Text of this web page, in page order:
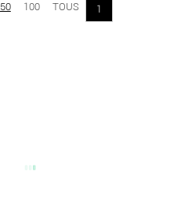
50 100 TOUS 1